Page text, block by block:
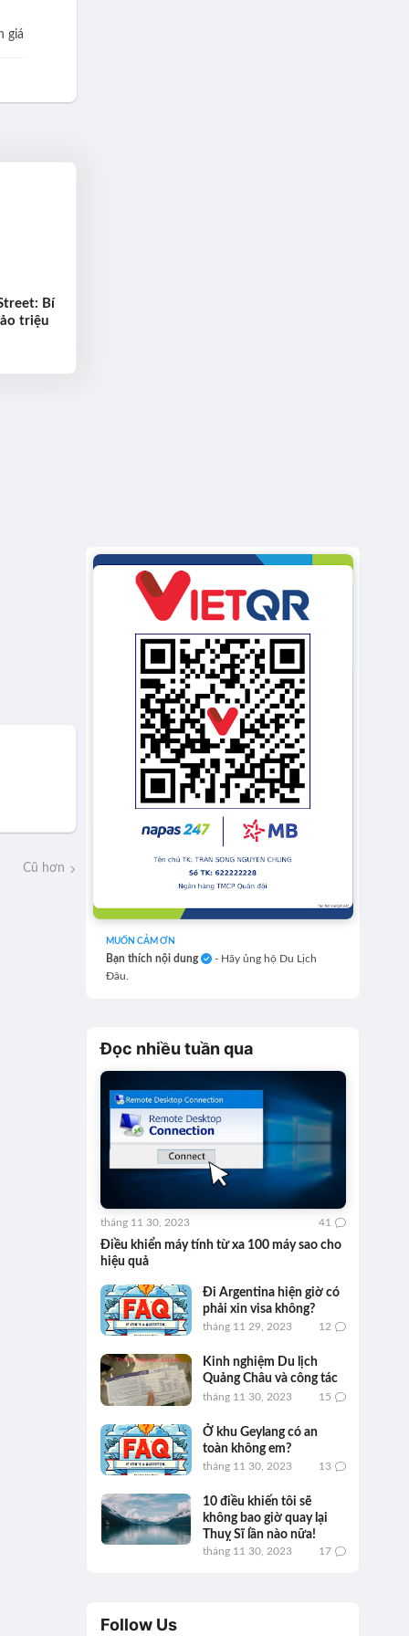
giá
Bí
triệu
Cũ hơn
MUỐN CẢM ƠN
Bạn thích nội dung
- Hãy ủng hộ Du Lịch
Đâu.
Đọc nhiều tuần qua
Điều khiển máy tính từ xa 100 máy sao cho
hiệu quả
tháng 11 30, 2023 41
Đi Argentina hiện giờ có
phải xin visa không?
tháng 11 29, 2023 12
Kinh nghiệm Du lịch
Quảng Châu và công tác
tháng 11 30, 2023 15
Ở khu Geylang có an
toàn không em?
tháng 11 30, 2023 13
10 điều khiến tôi sẽ
không bao giờ quay lại
Thuỵ Sĩ lần nào nữa!
tháng 11 30, 2023 17
Follow Us